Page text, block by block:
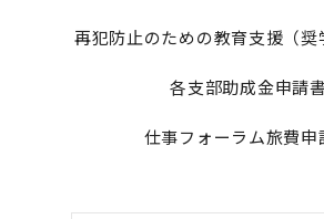
再犯防止のための教育支援（奨
各支部助成金申請書
仕事フォーラム旅費申